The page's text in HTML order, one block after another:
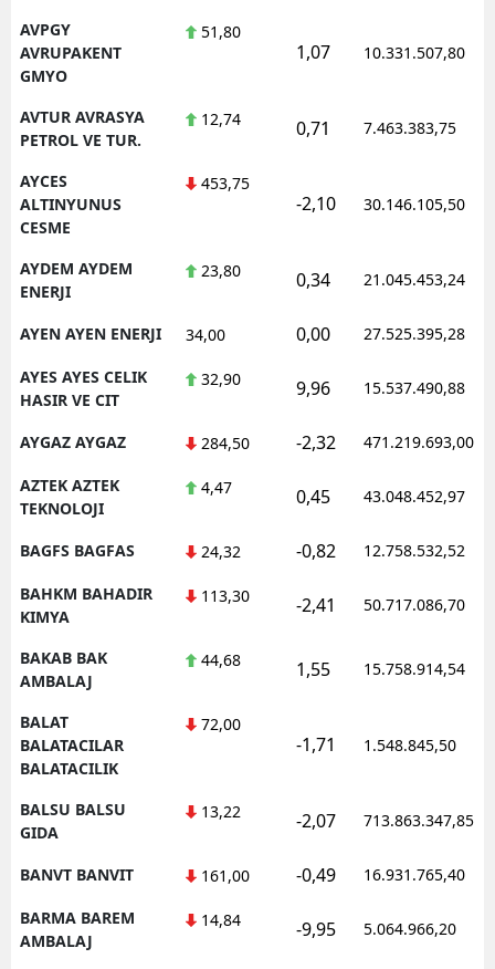
AVPGY
AVRUPAKENT
GMYO
51,80
1,07 10.331.507,80
AVTUR AVRASYA
PETROL VE TUR.
12,74 0,71 7.463.383,75
AYCES
ALTINYUNUS
CESME
453,75
-2,10 30.146.105,50
AYDEM AYDEM
ENERJI
23,80 0,34 21.045.453,24
AYEN AYEN ENERJI 34,00 0,00 27.525.395,28
AYES AYES CELIK
HASIR VE CIT
32,90 9,96 15.537.490,88
AYGAZ AYGAZ 284,50 -2,32 471.219.693,00
AZTEK AZTEK
TEKNOLOJI
4,47 0,45 43.048.452,97
BAGFS BAGFAS 24,32 -0,82 12.758.532,52
BAHKM BAHADIR
KIMYA
113,30 -2,41 50.717.086,70
BAKAB BAK
AMBALAJ
44,68 1,55 15.758.914,54
BALAT
BALATACILAR
BALATACILIK
72,00
-1,71 1.548.845,50
BALSU BALSU
GIDA
13,22 -2,07 713.863.347,85
BANVT BANVIT 161,00 -0,49 16.931.765,40
BARMA BAREM
AMBALAJ
14,84 -9,95 5.064.966,20